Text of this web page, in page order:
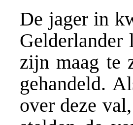
De jager in
zijn maag te
gehandeld.
over deze